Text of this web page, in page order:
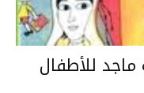
للأطفال